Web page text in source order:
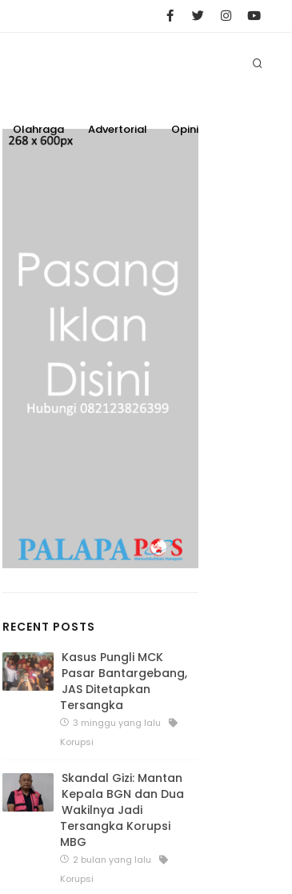
Olahraga Advertorial Opini
RECENT POSTS
Kasus Pungli MCK
Pasar Bantargebang,
JAS Ditetapkan
Tersangka
3 minggu yang lalu
Korupsi
Skandal Gizi: Mantan
Kepala BGN dan Dua
Wakilnya Jadi
Tersangka Korupsi
MBG
2 bulan yang lalu
Korupsi